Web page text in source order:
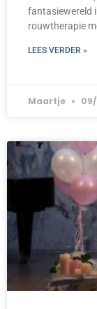
fantasiewereld
rouwtherapie
LEES VERDER »
Maartje 09/